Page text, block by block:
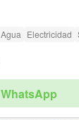
Agua Electricidad
WhatsApp